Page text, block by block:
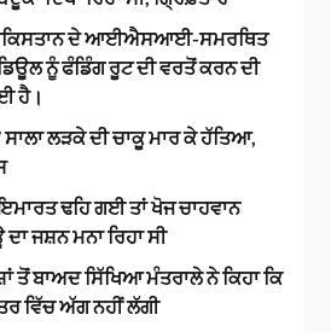
ਦੇ ਆਈਐਸਆਈ-ਸਮਰਥਿਤ
ਨੂੰ ਫੰਡਿੰਗ ਰੂਟ ਦੀ ਵਰਤੋਂ ਕਰਨ ਦੀ
ਹੈ।
ਸਾਲਾ ਲੜਕੇ ਦੀ ਚਾਕੂ ਮਾਰ ਕੇ ਹੱਤਿਆ,
ਢਹਿ ਗਈ ਤਾਂ ਖੋਜ ਚਾਹਵਾਨ
ਜਸ਼ਨ ਮਨਾ ਰਿਹਾ ਸੀ
ਤੋਂ ਬਾਅਦ ਸਿੱਖਿਆ ਮੰਤਰਾਲੇ ਨੇ ਕਿਹਾ ਕਿ
ਵਿੱਚ ਅੱਗ ਨਹੀਂ ਲੱਗੀ